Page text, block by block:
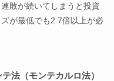
敗が続いてしまうと投資
が最低でも2.7倍以上が必
法（モンテカルロ法）